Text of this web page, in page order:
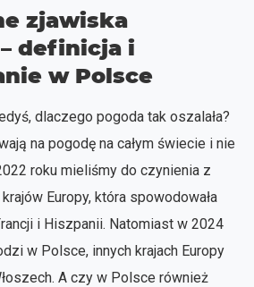
zjawiska
definicja i
w Polsce
dlaczego pogoda tak oszalała?
na pogodę na całym świecie i nie
roku mieliśmy do czynienia z
Europy, która spowodowała
i Hiszpanii. Natomiast w 2024
w Polsce, innych krajach Europy
A czy w Polsce również